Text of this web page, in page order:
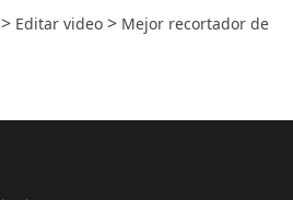
> Editar video > Mejor recortador de